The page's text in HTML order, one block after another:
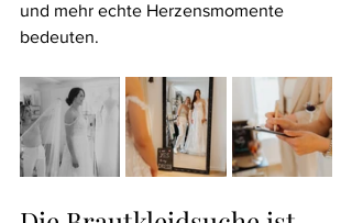
und mehr echte Herzensmomente
bedeuten.